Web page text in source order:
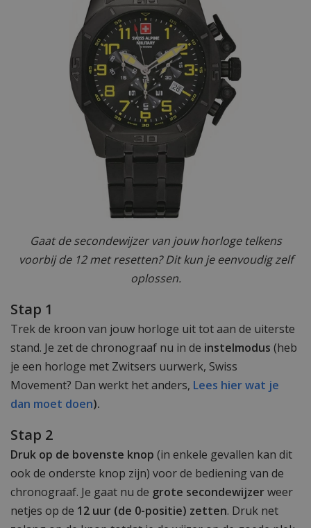
Gaat de secondewijzer van jouw horloge telkens
voorbij de 12 met resetten? Dit kun je eenvoudig zelf
oplossen.
Stap 1
Trek de kroon van jouw horloge uit tot aan de uiterste
stand. Je zet de chronograaf nu in de instelmodus (heb
je een horloge met Zwitsers uurwerk, Swiss
Movement? Dan werkt het anders, Lees hier wat je
dan moet doen).
Stap 2
Druk op de bovenste knop (in enkele gevallen kan dit
ook de onderste knop zijn) voor de bediening van de
chronograaf. Je gaat nu de grote secondewijzerweer
netjes op de 12 uur (de 0-positie) zetten. Druk net